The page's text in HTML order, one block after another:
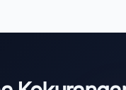
Start free trial